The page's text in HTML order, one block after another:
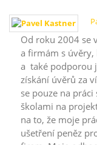
Od roku 2004 se
a firmám s
a také podporou
získání úvěrů za
se pouze na
školami na
na to, že moje
ušetření peněz